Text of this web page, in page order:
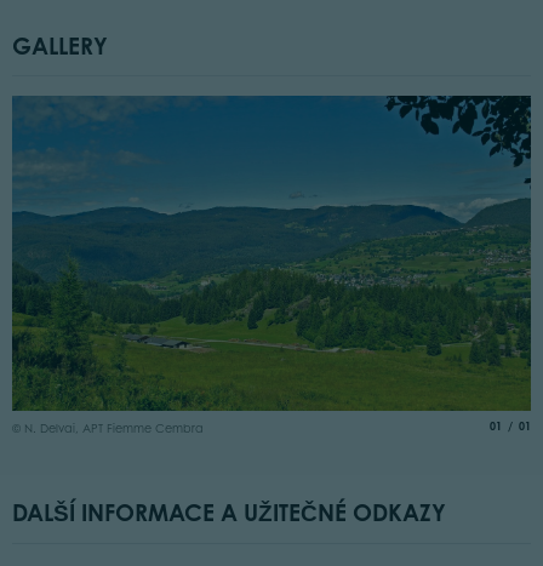
GALLERY
© N. Delvai, APT Fiemme Cembra 01 of
01
DALŠÍ INFORMACE A UŽITEČNÉ ODKAZY